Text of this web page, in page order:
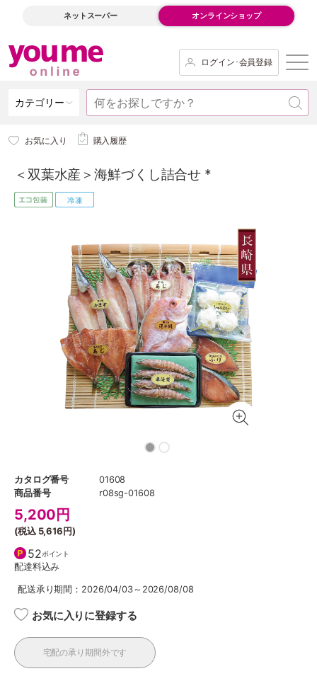
ネットスーパー オンラインショップ
ログイン･会員登録
カテゴリー
お気に入り 購入履歴
＜双葉水産＞海鮮づくし詰合せ *
カタログ番号
01608
商品番号
r08sg-01608
5,200 円
(税込 5,616円)
52ポイント
配達料込み
配送承り期間：2026/04/03～2026/08/08
お気に入りに登録する
宅配の承り期間外です